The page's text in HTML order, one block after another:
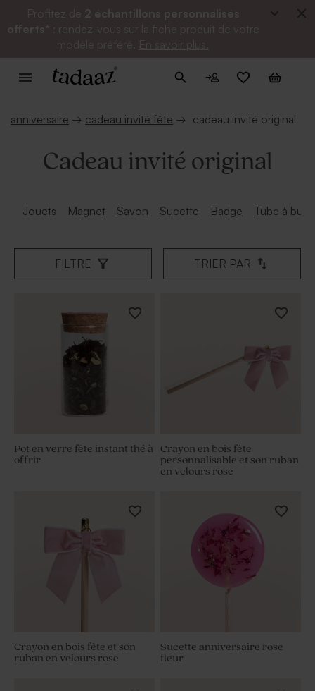
Profitez de 2 échantillons personnalisés
offerts*
: rendez-vous sur la fiche produit de votre
modèle préféré. En savoir plus.
anniversaire → cadeau invité fête → cadeau invité original
Cadeau invité original
Jouets Magnet Savon Sucette Badge Tube à
FILTRE TRIER PAR
Pot en verre fête instant thé à
offrir
Crayon en bois fête
personnalisable et son ruban
en velours rose
Crayon en bois fête et son
ruban en velours rose
Sucette anniversaire rose
fleur